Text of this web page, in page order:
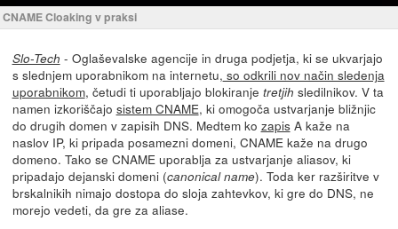
CNAME Cloaking v praksi
Slo-Tech - Oglaševalske agencije in druga podjetja, ki se ukvarjajo
s slednjem uporabnikom na internetu, so odkrili nov način sledenja
uporabnikom, četudi ti uporabljajo blokiranje tretjih sledilnikov. V ta
namen izkoriščajo sistem CNAME, ki omogoča ustvarjanje bližnjic
do drugih domen v zapisih DNS. Medtem ko zapisA kaže na
naslov IP, ki pripada posamezni domeni, CNAME kaže na drugo
domeno. Tako se CNAME uporablja za ustvarjanje aliasov, ki
pripadajo dejanski domeni (canonical name). Toda ker razširitve v
brskalnikih nimajo dostopa do sloja zahtevkov, ki gre do DNS, ne
morejo vedeti, da gre za aliase.